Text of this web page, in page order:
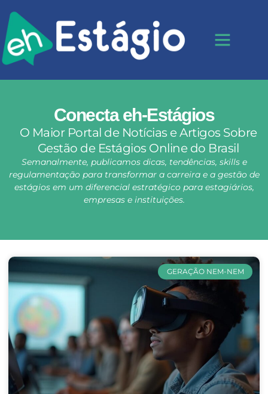
Conecta eh-Estágios
O Maior Portal de Notícias e Artigos Sobre
Gestão de Estágios Online do Brasil
Semanalmente, publicamos dicas, tendências, skills e
regulamentação para transformar a carreira e a gestão de
estágios em um diferencial estratégico para estagiários,
empresas e instituições.
GERAÇÃO NEM-NEM